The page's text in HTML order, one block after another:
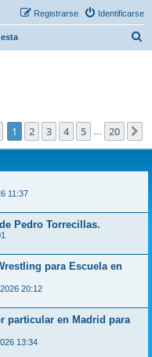
Identificarse
Registrarse
de 20
1 2 3 4 5 20
11:37
Pedro Torrecillas.
para Escuela en
20:12
particular en Madrid para
13:34